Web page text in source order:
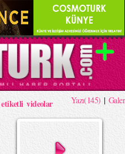
Yazı(145) |
videolar